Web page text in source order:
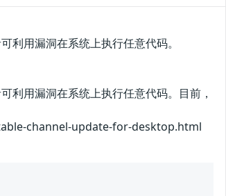
用漏洞在系统上执行任意代码。
用漏洞在系统上执行任意代码。目前，
channel-update-for-desktop.html